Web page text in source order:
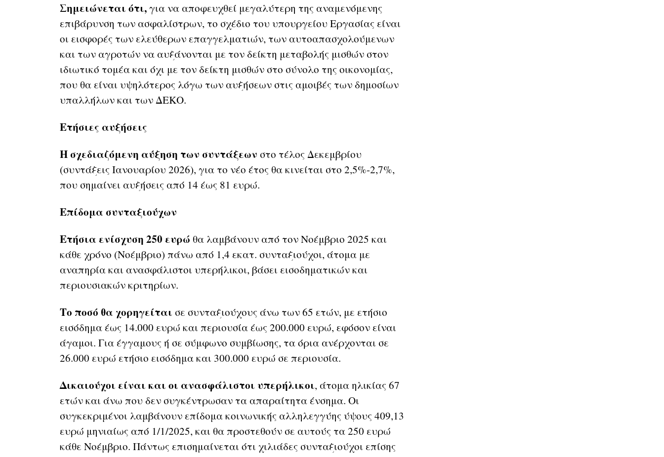
Σημειώνεται ότι,για να αποφευχθεί μεγαλύτερη της αναμενόμενης
επιβάρυνση των ασφαλίστρων, το σχέδιο του υπουργείου Εργασίας είναι
οι εισφορές των ελεύθερων επαγγελματιών, των αυτοαπασχολούμενων
και των αγροτών να αυξάνονται με τον δείκτη μεταβολής μισθών στον
ιδιωτικό τομέα και όχι με τον δείκτη μισθών στο σύνολο της οικονομίας,
που θα είναι υψηλότερος λόγω των αυξήσεων στις αμοιβές των δημοσίων
υπαλλήλων και των ΔΕΚΟ.
Ετήσιες αυξήσεις
Η σχεδιαζόμενη αύξηση των συντάξεων στο τέλος Δεκεμβρίου
(συντάξεις Ιανουαρίου 2026), για το νέο έτος θα κινείται στο 2,5%-2,7%,
που σημαίνει αυξήσεις από 14 έως 81 ευρώ.
Επίδομα συνταξιούχων
Ετήσια ενίσχυση 250 ευρώ θα λαμβάνουν από τον Νοέμβριο 2025 και
κάθε χρόνο (Νοέμβριο) πάνω από 1,4 εκατ. συνταξιούχοι, άτομα με
αναπηρία και ανασφάλιστοι υπερήλικοι, βάσει εισοδηματικών και
περιουσιακών κριτηρίων.
Το ποσό θα χορηγείται σε συνταξιούχους άνω των 65 ετών, με ετήσιο
εισόδημα έως 14.000 ευρώ και περιουσία έως 200.000 ευρώ, εφόσον είναι
άγαμοι. Για έγγαμους ή σε σύμφωνο συμβίωσης, τα όρια ανέρχονται σε
26.000 ευρώ ετήσιο εισόδημα και 300.000 ευρώ σε περιουσία.
Δικαιούχοι είναι και οι ανασφάλιστοι υπερήλικοι, άτομα ηλικίας 67
ετών και άνω που δεν συγκέντρωσαν τα απαραίτητα ένσημα. Οι
συγκεκριμένοι λαμβάνουν επίδομα κοινωνικής αλληλεγγύης ύψους 409,13
ευρώ μηνιαίως από 1/1/2025, και θα προστεθούν σε αυτούς τα 250 ευρώ
κάθε Νοέμβριο. Πάντως επισημαίνεται ότι χιλιάδες συνταξιούχοι επίσης